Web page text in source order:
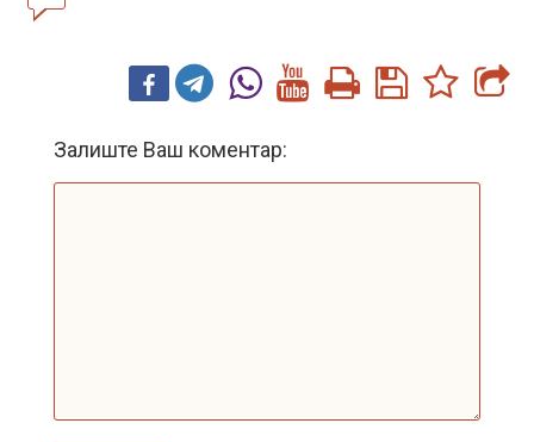
Залиште Ваш коментар: